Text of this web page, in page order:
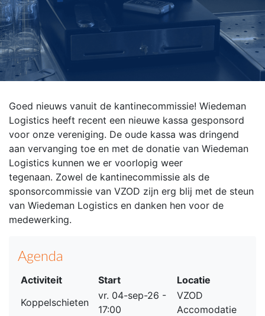
Goed nieuws vanuit de kantinecommissie! Wiedeman
Logistics heeft recent een nieuwe kassa gesponsord
voor onze vereniging. De oude kassa was dringend
aan vervanging toe en met de donatie van Wiedeman
Logistics kunnen we er voorlopig weer
tegenaan. Zowel de kantinecommissie als de
sponsorcommissie van VZOD zijn erg blij met de steun
van Wiedeman Logistics en danken hen voor de
medewerking.
Agenda
Activiteit Start
Locatie
Koppelschieten
vr. 04-sep-26 -
17:00
VZOD
Accomodatie